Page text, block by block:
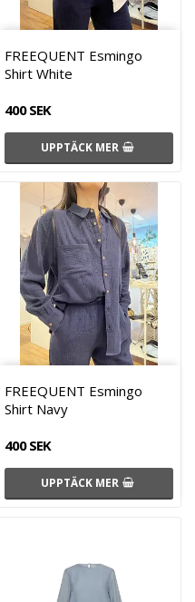
FREEQUENT Esmingo
Shirt White
400 SEK
UPPTÄCK MER
FREEQUENT Esmingo
Shirt Navy
400 SEK
UPPTÄCK MER